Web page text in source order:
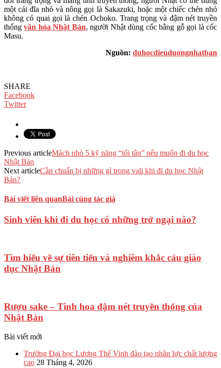
một cái đĩa nhỏ và nông gọi là Sakazuki, hoặc một chiếc chén nhỏ
không có quai gọi là chén Ochoko. Trang trọng và đậm nét truyền
thốngvăn hóa Nhật Bản, người Nhật dùng cốc bằng gỗ gọi là cốc
Masu.
Nguồn: duhocdieuduongnhatban
SHARE
Facebook
Twitter
Previous articleMách nhỏ 5 kỹ năng “tối tân” nếu muốn đi du học
Nhật Bản
Next articleCần chuẩn bị những gì trong vali khi đi du học Nhật
Bản?
Bài viết liên quanBài cùng tác giả
Sinh viên khi đi du học có những trở ngại nào?
Tìm hiểu về sự tiên tiến và nghiêm khắc cảu giáo
dục Nhật Bản
Rượu sake – Tinh hoa đậm nét truyền thống của
Nhật Bản
Bài viết mới
Trường Đại học Lương Thế Vinh đào tạo nhân lực chất lượng
cao 28 Tháng 4, 2026